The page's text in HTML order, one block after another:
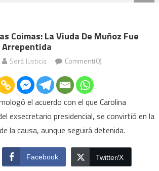
Coimas: La Viuda De Muñoz Fue
Arrepentida
Será Justicia Comment(0)
el acuerdo con el que Carolina
exsecretario presidencial, se convirtió en la
la causa, aunque seguirá detenida.
Facebook Twitter/X